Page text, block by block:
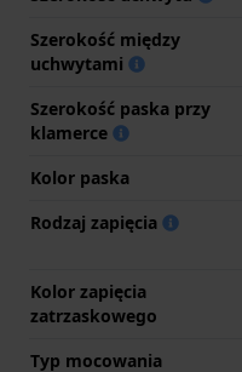
Szerokość między
uchwytami
Szerokość paska przy
klamerce
Kolor paska
Rodzaj zapięcia
Kolor zapięcia
zatrzaskowego
Typ mocowania